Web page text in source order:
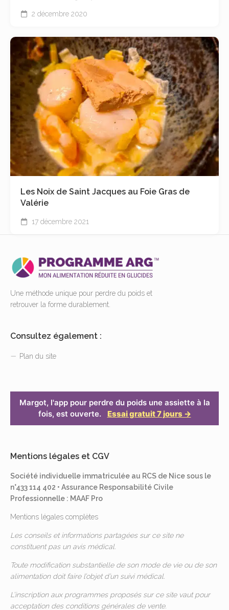
2 décembre 2020
Les Noix de Saint Jacques au Foie Gras de
Valérie
17 décembre 2021
Une méthode unique pour perdre du poids et
retrouver la forme durablement.
Consultez également :
Plan du site
Margot, l'app pour perdre du poids une assiette à la
fois, est ouverte.
Essai gratuit 7 jours →
Mentions légales et CGV
Société individuelle immatriculée au RCS de Nice sous le
n°433 114 402 • Assurance Responsabilité Civile
Professionnelle : MAAF Pro
Mentions légales complètes
Les conseils et informations partagées sur ce site ne
constituent pas un avis médical.
Toute modification substantielle de son mode de vie ou de son
alimentation doit faire l’objet d’un suivi médical.
L’inscription aux programmes proposés sur ce site vaut pour
acceptation des conditions générales de vente.